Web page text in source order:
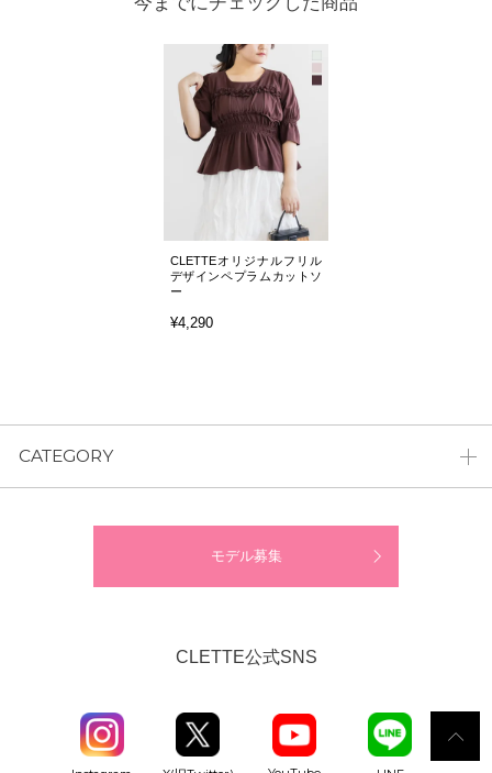
CLETTEオリジナルフリル
デザインペプラムカットソ
ー
¥4,290
CATEGORY
モデル募集
CLETTE公式SNS